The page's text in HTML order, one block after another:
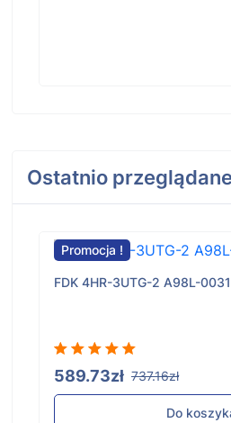
Ostatnio przeglądane
Promocja !
FDK 4HR-3UTG-2 A98L-
589.73zł 737.16zł
Do